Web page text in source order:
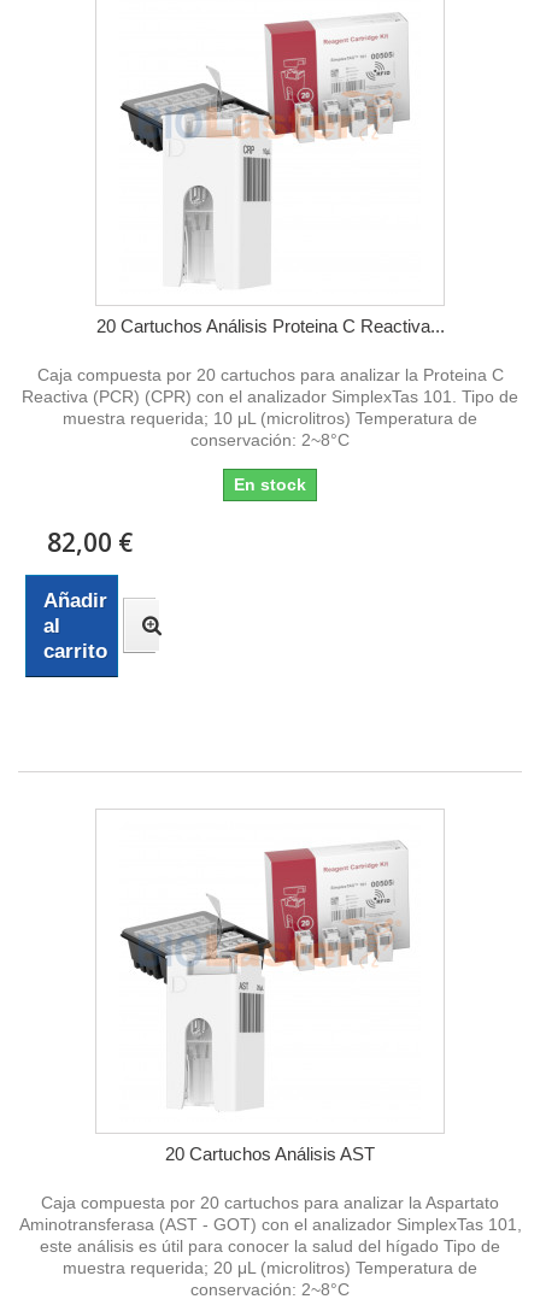
20 Cartuchos Análisis Proteina C Reactiva...
Caja compuesta por 20 cartuchos para analizar la Proteina C
Reactiva (PCR) (CPR) con el analizador SimplexTas 101. Tipo de
muestra requerida; 10 μL (microlitros) Temperatura de
conservación: 2~8°C
En stock
82,00 €
Añadir
al
carrito
20 Cartuchos Análisis AST
Caja compuesta por 20 cartuchos para analizar la Aspartato
Aminotransferasa (AST - GOT) con el analizador SimplexTas 101,
este análisis es útil para conocer la salud del hígado Tipo de
muestra requerida; 20 μL (microlitros) Temperatura de
conservación: 2~8°C